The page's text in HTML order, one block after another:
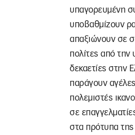
υπαγορευμένη
υποβαθμίζουν
απαξιώνουν σε
πολίτες από
δεκαετίες στην
παράγουν
πολεμιστές
σε
στα πρότυπα της